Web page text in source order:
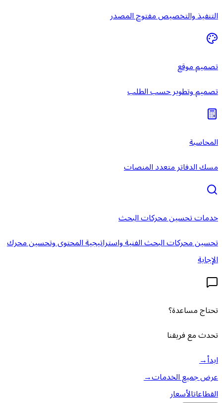
التنفيذ والتخصيص مفتوح المصدر
تصميم موقع
تصميم وتطوير حسب الطلب
المحاسبة
مسك الدفاتر متعدد المنصات
خدمات تحسين محركات البحث
تحسين محركات البحث الفنية واستراتيجية المحتوى وتحسين محرك
الإجابة
تحتاج مساعدة؟
تحدث مع فريقنا
ابدأ→
عرض جميع الخدمات→
القطاعاتالأسعار